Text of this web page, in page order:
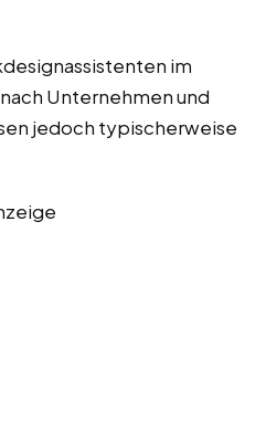
im
Unternehmen und
jedoch typischerweise